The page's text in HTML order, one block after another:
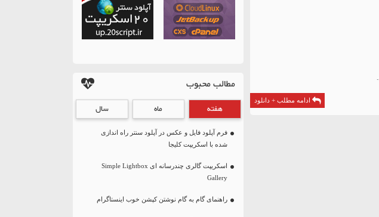
ادامه مطلب + دانلود
مطالب محبوب
هفته ماه سال
فرم آپلود فایل و عکس در آپلود سنتر راه اندازی
شده با اسکریپت کلیجا
اسکریپت گالری چندرسانه ای Simple Lightbox
Gallery
راهنمای گام به گام نوشتن کپشن خوب اینستاگرام